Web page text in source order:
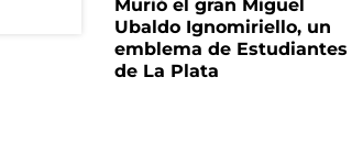
Murió el gran Miguel
Ubaldo Ignomiriello, un
emblema de Estudiantes
de La Plata